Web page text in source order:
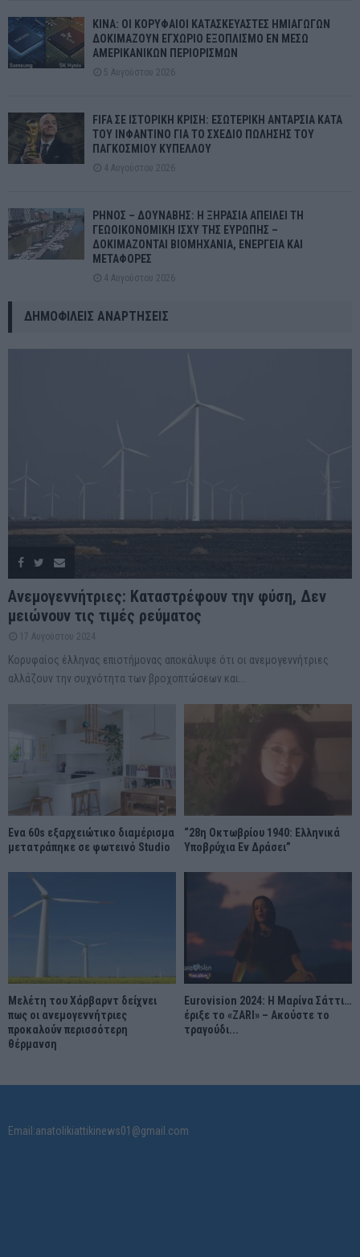
ΚΙΝΑ: ΟΙ ΚΟΡΥΦΑΙΟΙ ΚΑΤΑΣΚΕΥΑΣΤΕΣ ΗΜΙΑΓΩΓΩΝ
ΔΟΚΙΜΑΖΟΥΝ ΕΓΧΩΡΙΟ ΕΞΟΠΛΙΣΜΟ ΕΝ ΜΕΣΩ
ΑΜΕΡΙΚΑΝΙΚΩΝ ΠΕΡΙΟΡΙΣΜΩΝ
5 Αυγούστου 2026
FIFA ΣΕ ΙΣΤΟΡΙΚΗ ΚΡΙΣΗ: ΕΣΩΤΕΡΙΚΗ ΑΝΤΑΡΣΙΑ ΚΑΤΑ
ΤΟΥ ΙΝΦΑΝΤΙΝΟ ΓΙΑ ΤΟ ΣΧΕΔΙΟ ΠΩΛΗΣΗΣ ΤΟΥ
ΠΑΓΚΟΣΜΙΟΥ ΚΥΠΕΛΛΟΥ
4 Αυγούστου 2026
ΡΗΝΟΣ – ΔΟΥΝΑΒΗΣ: Η ΞΗΡΑΣΙΑ ΑΠΕΙΛΕΙ ΤΗ
ΓΕΩΟΙΚΟΝΟΜΙΚΗ ΙΣΧΥ ΤΗΣ ΕΥΡΩΠΗΣ –
ΔΟΚΙΜΑΖΟΝΤΑΙ ΒΙΟΜΗΧΑΝΙΑ, ΕΝΕΡΓΕΙΑ ΚΑΙ
ΜΕΤΑΦΟΡΕΣ
4 Αυγούστου 2026
ΔΗΜΟΦΙΛΕΊΣ ΑΝΑΡΤΉΣΕΙΣ
Ανεμογεννήτριες: Καταστρέφουν την φύση, Δεν
μειώνουν τις τιμές ρεύματος
17 Αυγούστου 2024
Κορυφαίος έλληνας επιστήμονας αποκάλυψε ότι οι ανεμογεννήτριες
αλλάζουν την συχνότητα των βροχοπτώσεων και...
Ένα 60s εξαρχειώτικο διαμέρισμα
μετατράπηκε σε φωτεινό Studio
“28η Οκτωβρίου 1940: Ελληνικά
Υποβρύχια Εν Δράσει”
Μελέτη του Χάρβαρντ δείχνει
πως οι ανεμογεννήτριες
προκαλούν περισσότερη
θέρμανση
Eurovision 2024: Η Μαρίνα Σάττι…
έριξε το «ZARI» – Ακούστε το
τραγούδι...
Email:anatolikiattikinews01@gmail.com